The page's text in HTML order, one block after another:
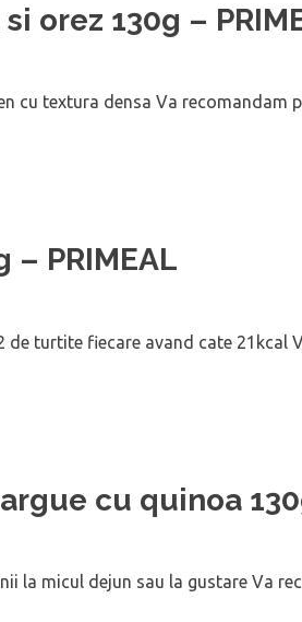
orez 130g –
cu textura densa Va recomandam
– PRIMEAL
de turtite fiecare avand cate 21kcal
cu quinoa
la micul dejun sau la gustare Va